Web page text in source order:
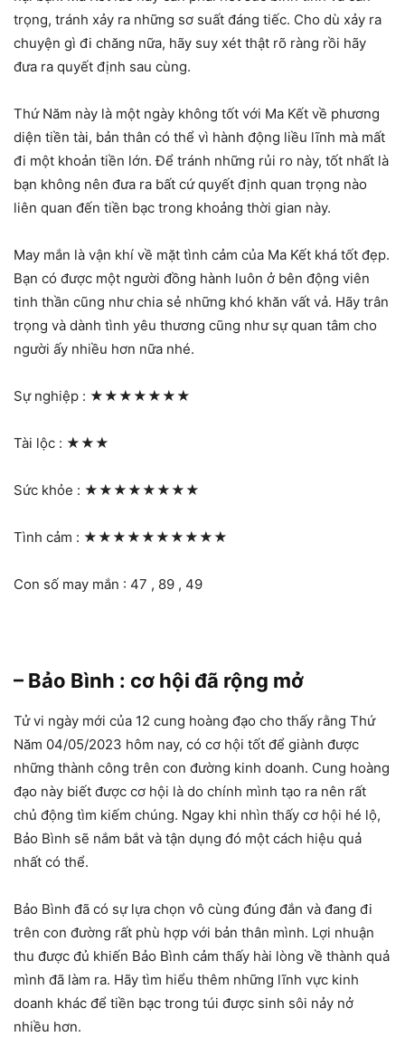
trọng, tránh xảy ra những sơ suất đáng tiếc. Cho dù xảy ra
chuyện gì đi chăng nữa, hãy suy xét thật rõ ràng rồi hãy
đưa ra quyết định sau cùng.
Thứ Năm này là một ngày không tốt với Ma Kết về phương
diện tiền tài, bản thân có thể vì hành động liều lĩnh mà mất
đi một khoản tiền lớn. Để tránh những rủi ro này, tốt nhất là
bạn không nên đưa ra bất cứ quyết định quan trọng nào
liên quan đến tiền bạc trong khoảng thời gian này.
May mắn là vận khí về mặt tình cảm của Ma Kết khá tốt đẹp.
Bạn có được một người đồng hành luôn ở bên động viên
tinh thần cũng như chia sẻ những khó khăn vất vả. Hãy trân
trọng và dành tình yêu thương cũng như sự quan tâm cho
người ấy nhiều hơn nữa nhé.
Sự nghiệp : ★★★★★★★
Tài lộc : ★★★
Sức khỏe : ★★★★★★★★
Tình cảm : ★★★★★★★★★★
Con số may mắn : 47 , 89 , 49
– Bảo Bình : cơ hội đã rộng mở
Tử vi ngày mới của 12 cung hoàng đạo cho thấy rằng Thứ
Năm 04/05/2023 hôm nay, có cơ hội tốt để giành được
những thành công trên con đường kinh doanh. Cung hoàng
đạo này biết được cơ hội là do chính mình tạo ra nên rất
chủ động tìm kiếm chúng. Ngay khi nhìn thấy cơ hội hé lộ,
Bảo Bình sẽ nắm bắt và tận dụng đó một cách hiệu quả
nhất có thể.
Bảo Bình đã có sự lựa chọn vô cùng đúng đắn và đang đi
trên con đường rất phù hợp với bản thân mình. Lợi nhuận
thu được đủ khiến Bảo Bình cảm thấy hài lòng về thành quả
mình đã làm ra. Hãy tìm hiểu thêm những lĩnh vực kinh
doanh khác để tiền bạc trong túi được sinh sôi nảy nở
nhiều hơn.